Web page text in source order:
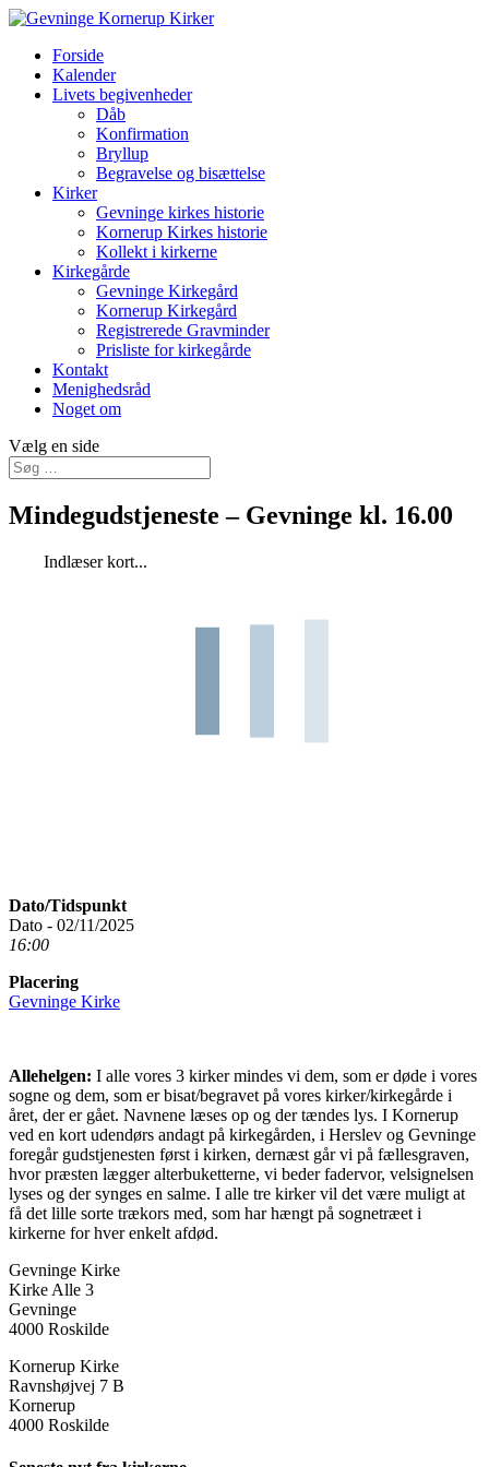
Forside
Kalender
Livets begivenheder
Dåb
Konfirmation
Bryllup
Begravelse og bisættelse
Kirker
Gevninge kirkes historie
Kornerup Kirkes historie
Kollekt i kirkerne
Kirkegårde
Gevninge Kirkegård
Kornerup Kirkegård
Registrerede Gravminder
Prisliste for kirkegårde
Kontakt
Menighedsråd
Noget om
Vælg en side
Mindegudstjeneste – Gevninge kl. 16.00
Indlæser kort...
Dato/Tidspunkt
Dato - 02/11/2025
16:00
Placering
Gevninge Kirke
Allehelgen: I alle vores 3 kirker mindes vi dem, som er døde i vores
sogne og dem, som er bisat/begravet på vores kirker/kirkegårde i
året, der er gået. Navnene læses op og der tændes lys. I Kornerup
ved en kort udendørs andagt på kirkegården, i Herslev og Gevninge
foregår gudstjenesten først i kirken, dernæst går vi på fællesgraven,
hvor præsten lægger alterbuketterne, vi beder fadervor, velsignelsen
lyses og der synges en salme. I alle tre kirker vil det være muligt at
få det lille sorte trækors med, som har hængt på sognetræet i
kirkerne for hver enkelt afdød.
Gevninge Kirke
Kirke Alle 3
Gevninge
4000 Roskilde
Kornerup Kirke
Ravnshøjvej 7 B
Kornerup
4000 Roskilde